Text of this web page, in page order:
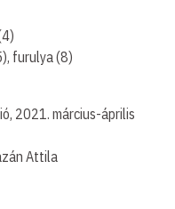
furulya (8)
2021. március-április
Attila